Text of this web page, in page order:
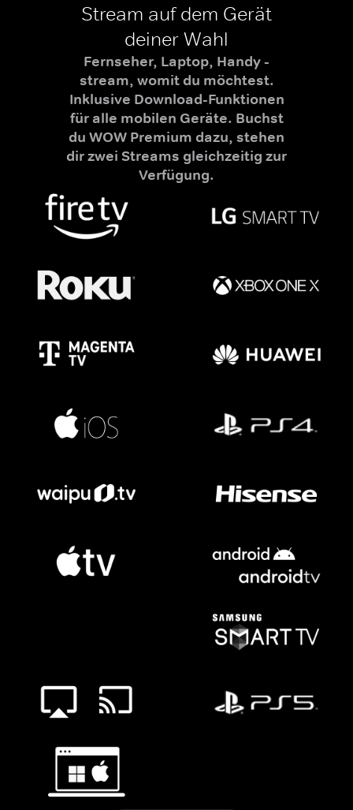
Stream auf dem Gerät
deiner Wahl
Fernseher, Laptop, Handy -
stream, womit du möchtest.
Inklusive Download-Funktionen
für alle mobilen Geräte. Buchst
du WOW Premium dazu, stehen
dir zwei Streams gleichzeitig zur
Verfügung.